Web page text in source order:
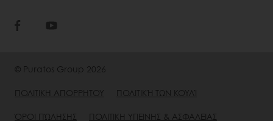
© Puratos Group 2026
ΠΟΛΙΤΙΚΗ ΑΠΟΡΡΗΤΟΥ
ΠΟΛΙΤΙΚΉ ΤΩΝ ΚΟΥΛΊ
ΌΡΟΙ ΠΏΛΗΣΗΣ
ΠΟΛΙΤΙΚΗ ΥΓΙΕΙΝΗΣ & ΑΣΦΑΛΕΙΑΣ